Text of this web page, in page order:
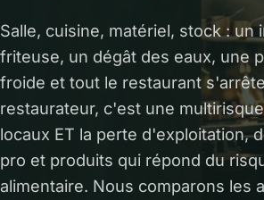
Salle, cuisine, matériel, stock : un
friteuse, un dégât des eaux, une
froide et tout le restaurant
restaurateur, c'est une
locaux ET la perte d'exploitation,
pro et produits qui répond du
alimentaire. Nous comparons les